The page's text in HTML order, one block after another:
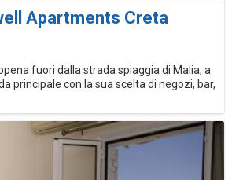
Apartments Creta
fuori dalla strada spiaggia di Malia, a
principale con la sua scelta di negozi, bar,